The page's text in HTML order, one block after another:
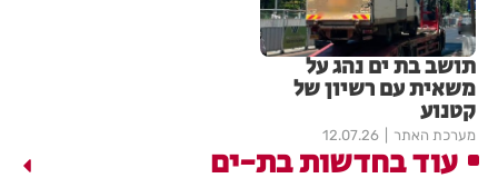
תושב בת ים נהג על
משאית עם רשיון של
קטנוע
מערכת האתר 12.07.26
עוד בחדשות בת-ים